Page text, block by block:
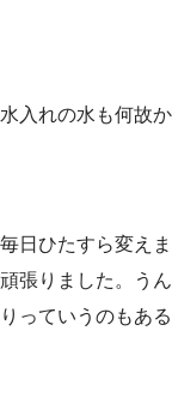
水入れの水も何故か
毎日ひたすら変え
頑張りました。う
りっていうのもあ